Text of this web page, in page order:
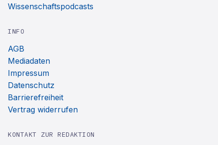
Wissenschaftspodcasts
INFO
AGB
Mediadaten
Impressum
Datenschutz
Barrierefreiheit
Vertrag widerrufen
KONTAKT ZUR REDAKTION